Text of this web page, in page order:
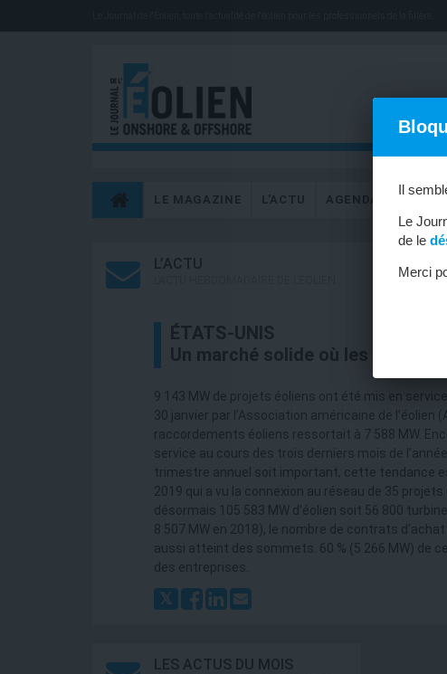
LE MAGAZINE L’ACTU AGENDA
L’ACTU
ÉTATS-UNIS
Un marché solide où les PPA se
9 143 MW de projets éoliens ont été mis en
30 janvier par l’Association américaine de l’éolien
raccordements éoliens ressortait à 7 588 MW.
service au cours des trois derniers mois de
trimestre annuel soit important, cette tendance
2019 qui a vu la connexion au réseau de 35
désormais 105 583 MW d’éolien soit 56 800
8 507 MW en 2018), le nombre de contrats
aussi atteint des sommets. 60 % (5 266 MW) de
des entreprises.
LES ACTUS DU MOIS
Il
Le
de le
Merci